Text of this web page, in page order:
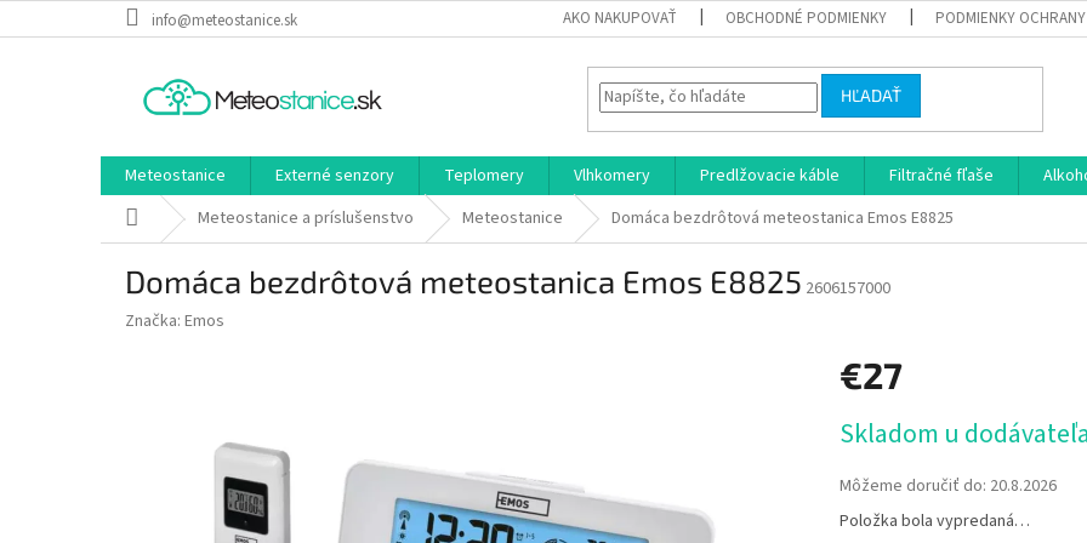
na
info@meteostanice.sk AKO NAKUPOVAŤ OBCHODNÉ PODMIENKY PODMIENKY OCHRANY
HĽADAŤ
Meteostanice Externé senzory Teplomery Vlhkomery Predlžovacie káble Filtračné fľaše
DomovMeteostanice a príslušenstvo Meteostanice Domáca bezdrôtová meteostanica Emos E8825
Domáca bezdrôtová meteostanica Emos E8825 2606157000
Značka: Emos
€27
cena:
Skladom u
Môžeme doručiť do: 20.8.2026
Položka bola vypredaná…